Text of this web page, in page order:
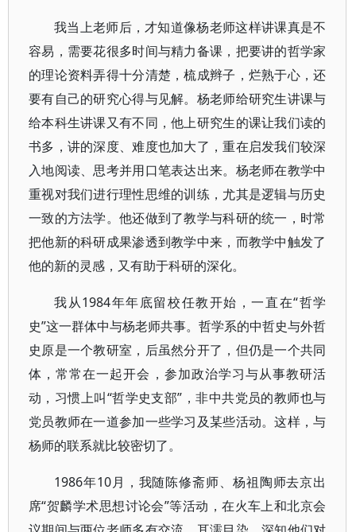
我当上老师后，才知道像杨老师这样讲课真是不
容易，需要花很多时间与精力备课，把要讲的哲学家
的理论资料弄得十分清楚，梳成辫子，烂熟于心，还
要有自己的研究心得与见解。杨老师给研究生讲课与
给本科生讲课又有不同，他上研究生的课让我们读的
书多，讲的深度、难度也加大了，重在启发我们较深
入地阅读、思考并用口笔表达出来。杨老师在教学中
重视对我们进行理性思维的训练，尤其是逻辑与历史
一致的方法学。他还做到了教学与科研的统一，时常
把他新的科研成果渗透到教学中来，而教学中触发了
他的新的灵感，又有助于科研的深化。
我从1984年年底留校任教开始，一直在“哲学
史”这一群体中与杨老师共事。哲学系的中哲史与外哲
史原是一个教研室，后虽然分开了，但仍是一个共同
体，常常在一起开会，参加政治学习与从事教研活
动，习惯上叫“哲学史支部”，非中共党员的教师也与
党员教师在一道参加一些学习及某些活动。这样，与
杨师的联系就比较密切了。
1986年10月，我随陈修斋师、杨祖陶师去京出
席“贺麟学术思想讨论会”等活动，在火车上和北京会